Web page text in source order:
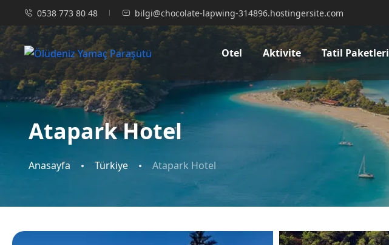
0538 773 80 48 bilgi@chocolate-lapwing-314896.hostingersite.com
Otel Aktivite Tatil Paketleri
Atapark Hotel
Anasayfa Türkiye Atapark Hotel